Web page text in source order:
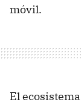
móvil.
El